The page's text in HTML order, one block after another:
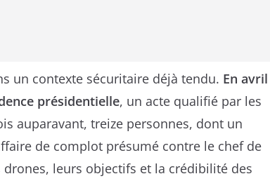
un contexte sécuritaire déjà tendu. En avril
présidentielle, un acte qualifié par les
auparavant, treize personnes, dont un
de complot présumé contre le chef de
drones, leurs objectifs et la crédibilité des